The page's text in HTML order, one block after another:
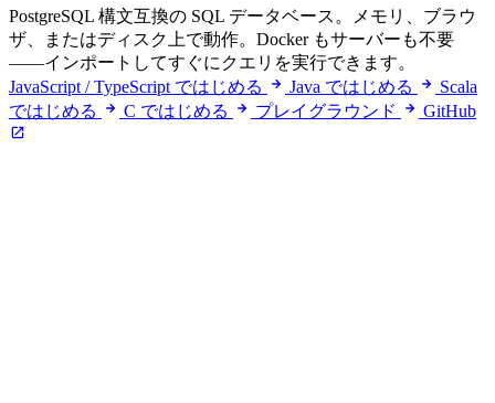
PostgreSQL 構文互換の SQL データベース。メモリ、ブラウ
ザ、またはディスク上で動作。Docker もサーバーも不要
——インポートしてすぐにクエリを実行できます。
JavaScript / TypeScript ではじめる
Java ではじめる
Scala
ではじめる
C ではじめる プレイグラウンド GitHub